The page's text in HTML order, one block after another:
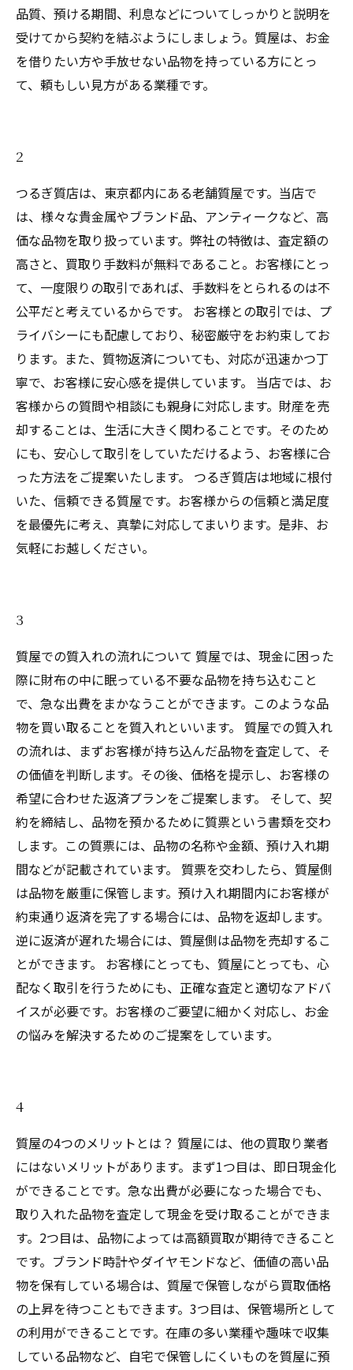
品質、預ける期間、利息などについてしっかりと説明を
受けてから契約を結ぶようにしましょう。質屋は、お金
を借りたい方や手放せない品物を持っている方にとっ
て、頼もしい見方がある業種です。
2
つるぎ質店は、東京都内にある老舗質屋です。当店で
は、様々な貴金属やブランド品、アンティークなど、高
価な品物を取り扱っています。弊社の特徴は、査定額の
高さと、買取り手数料が無料であること。お客様にとっ
て、一度限りの取引であれば、手数料をとられるのは不
公平だと考えているからです。 お客様との取引では、プ
ライバシーにも配慮しており、秘密厳守をお約束してお
ります。また、質物返済についても、対応が迅速かつ丁
寧で、お客様に安心感を提供しています。 当店では、お
客様からの質問や相談にも親身に対応します。財産を売
却することは、生活に大きく関わることです。そのため
にも、安心して取引をしていただけるよう、お客様に合
った方法をご提案いたします。 つるぎ質店は地域に根付
いた、信頼できる質屋です。お客様からの信頼と満足度
を最優先に考え、真摯に対応してまいります。是非、お
気軽にお越しください。
3
質屋での質入れの流れについて 質屋では、現金に困った
際に財布の中に眠っている不要な品物を持ち込むこと
で、急な出費をまかなうことができます。このような品
物を買い取ることを質入れといいます。 質屋での質入れ
の流れは、まずお客様が持ち込んだ品物を査定して、そ
の価値を判断します。その後、価格を提示し、お客様の
希望に合わせた返済プランをご提案します。 そして、契
約を締結し、品物を預かるために質票という書類を交わ
します。この質票には、品物の名称や金額、預け入れ期
間などが記載されています。 質票を交わしたら、質屋側
は品物を厳重に保管します。預け入れ期間内にお客様が
約束通り返済を完了する場合には、品物を返却します。
逆に返済が遅れた場合には、質屋側は品物を売却するこ
とができます。 お客様にとっても、質屋にとっても、心
配なく取引を行うためにも、正確な査定と適切なアドバ
イスが必要です。お客様のご要望に細かく対応し、お金
の悩みを解決するためのご提案をしています。
4
質屋の4つのメリットとは？ 質屋には、他の買取り業者
にはないメリットがあります。まず1つ目は、即日現金化
ができることです。急な出費が必要になった場合でも、
取り入れた品物を査定して現金を受け取ることができま
す。2つ目は、品物によっては高額買取が期待できること
です。ブランド時計やダイヤモンドなど、価値の高い品
物を保有している場合は、質屋で保管しながら買取価格
の上昇を待つこともできます。3つ目は、保管場所として
の利用ができることです。在庫の多い業種や趣味で収集
している品物など、自宅で保管しにくいものを質屋に預